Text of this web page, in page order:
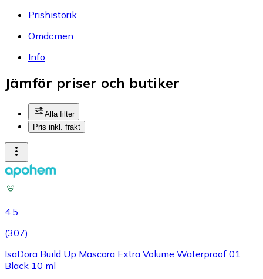
Prishistorik
Omdömen
Info
Jämför priser och butiker
Alla filter
Pris inkl. frakt
4.5
(307)
IsaDora Build Up Mascara Extra Volume Waterproof 01
Black 10 ml